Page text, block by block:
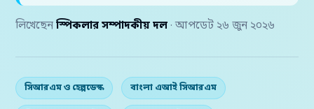
লিখেছেন স্পিকলার সম্পাদকীয় দল · আপডেট ২৬ জুন ২০২৬
সিআরএম ও হেল্পডেস্ক বাংলা এআই সিআরএম